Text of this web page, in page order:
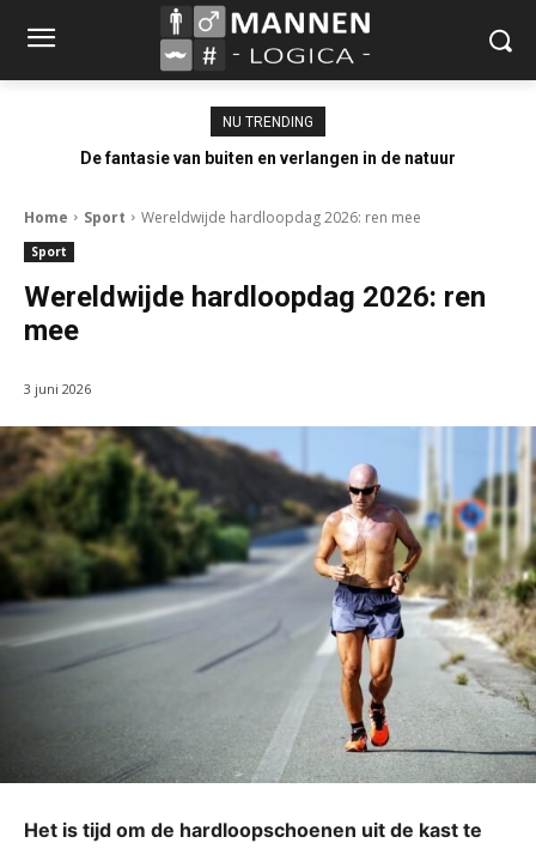
NU TRENDING
De fantasie van buiten en verlangen in de natuur
Home Sport Wereldwijde hardloopdag 2026: ren mee
Sport
Wereldwijde hardloopdag 2026: ren
mee
3 juni 2026
Het is tijd om de hardloopschoenen uit de kast te